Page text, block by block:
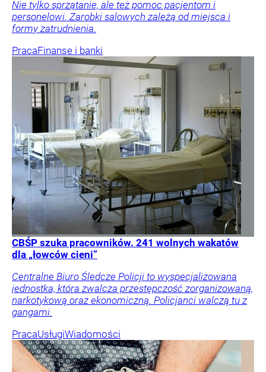
Nie tylko sprzątanie, ale też pomoc pacjentom i
personelowi. Zarobki salowych zależą od miejsca i
formy zatrudnienia.
PracaFinanse i banki
CBŚP szuka pracowników. 241 wolnych wakatów
dla „łowców cieni”
Centralne Biuro Śledcze Policji to wyspecjalizowana
jednostka, która zwalcza przestępczość zorganizowaną,
narkotykową oraz ekonomiczną. Policjanci walczą tu z
gangami.
PracaUsługiWiadomości